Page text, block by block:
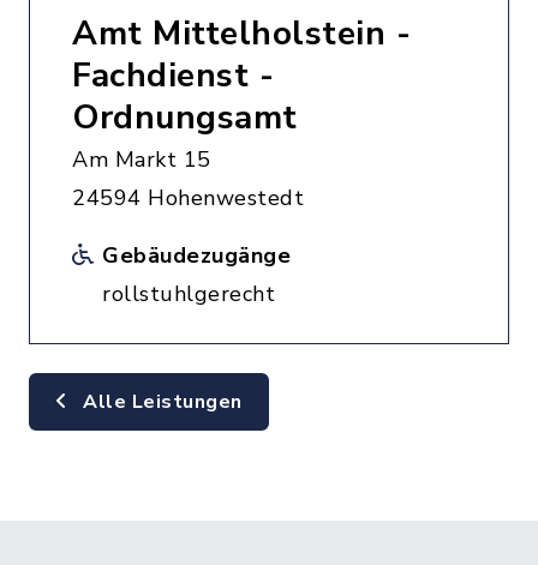
Amt Mittelholstein -
Fachdienst -
Ordnungsamt
Am Markt 15
24594 Hohenwestedt
Gebäudezugänge
rollstuhlgerecht
Alle Leistungen